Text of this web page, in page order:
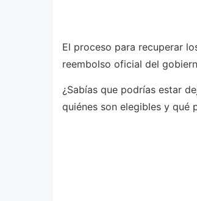
El proceso para recuperar
reembolso oficial del
¿Sabías que podrías estar
quiénes son elegibles y qué